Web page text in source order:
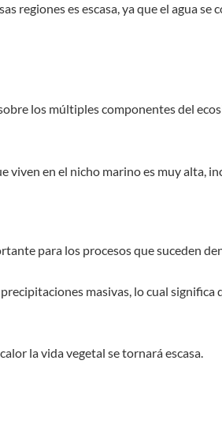
regiones es escasa, ya que el agua
los múltiples componentes del
viven en el nicho marino es muy alta,
para los procesos que suceden
masivas, lo cual
la vida vegetal se tornará escasa.